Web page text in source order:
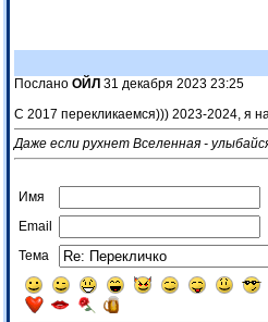
Послано ОЙЛ 31 декабря 2023 23:25
С 2017 перекликаемся))) 2023-2024, я
Даже если рухнет Вселенная -
Имя
Email
Тема